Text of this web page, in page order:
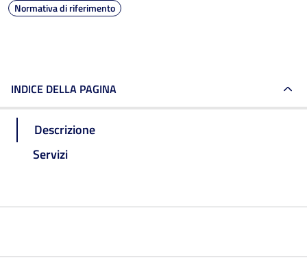
Normativa di riferimento
INDICE DELLA PAGINA
Descrizione
Servizi